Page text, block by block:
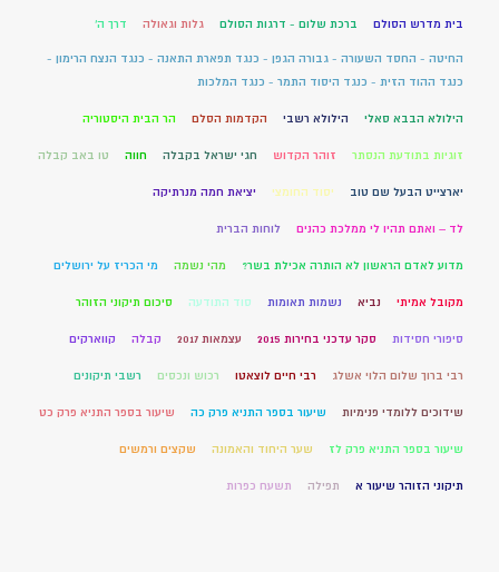
בית מדרש הסולם ברכת שלום - דרגות הסולם גלות וגאולה דרך ה'
החיטה - החסד השעורה - גבורה הגפן - כנגד תפארת התאנה - כנגד הנצח הרימון -
כנגד ההוד הזית - כנגד היסוד התמר - כנגד המלכות
הילולא הבבא סאלי הילולא רשבי הקדמות הסלם הר הבית היסטוריה
זוגיות בתודעת הנסתר זוהר הקדוש חגי ישראל בקבלה חווה טו באב קבלה
יארצייט הבעל שם טוב יסוד החומצי יציאת חמה מנרתיקה
לד – ואתם תהיו לי ממלכת כהנים לוחות הברית
מדוע לאדם הראשון לא הותרה אכילת בשר? מהי נשמה מי הכריז על ירושלים
מקובל אמיתי נביא נשמות תאומות סוד התודעה סיכום תיקוני הזוהר
סיפורי חסידות סקר עדכני בחירות 2015 עצמאות 2017 קבלה קווארקים
רבי ברוך שלום הלוי אשלג רבי חיים לוצאטו רכוש ונכסים רשבי תיקונים
שידוכים ללומדי פנימיות שיעור בספר התניא פרק כה שיעור בספר התניא פרק כט
שיעור בספר התניא פרק לז שער היחוד והאמונה שקצים ורמשים
תיקוני הזוהר שיעור א תפילה תשעח כפרות